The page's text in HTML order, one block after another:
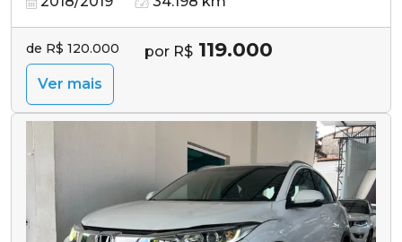
de R$ 120.000 por R$ 119.000
Ver mais